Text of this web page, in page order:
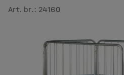
Art. br. : 24160